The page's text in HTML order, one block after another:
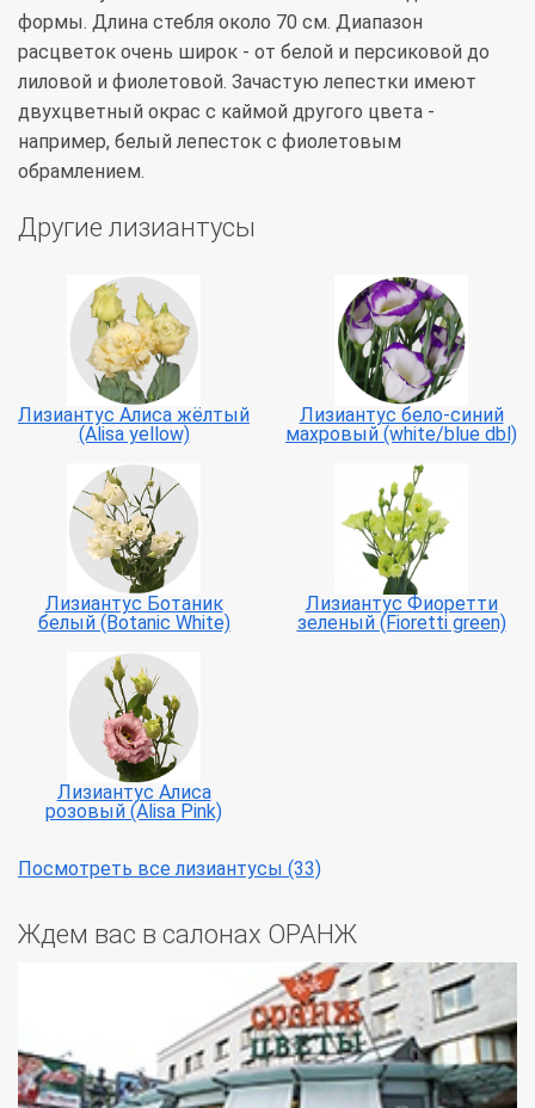
формы. Длина стебля около 70 см. Диапазон
расцветок очень широк - от белой и персиковой до
лиловой и фиолетовой. Зачастую лепестки имеют
двухцветный окрас с каймой другого цвета -
например, белый лепесток с фиолетовым
обрамлением.
Другие лизиантусы
Лизиантус Алиса жёлтый
(Alisa yellow)
Лизиантус бело-синий
махровый (white/blue dbl)
Лизиантус Ботаник
белый (Botanic White)
Лизиантус Фиоретти
зеленый (Fioretti green)
Лизиантус Алиса
розовый (Alisa Pink)
Посмотреть все лизиантусы (33)
Ждем вас в салонах ОРАНЖ